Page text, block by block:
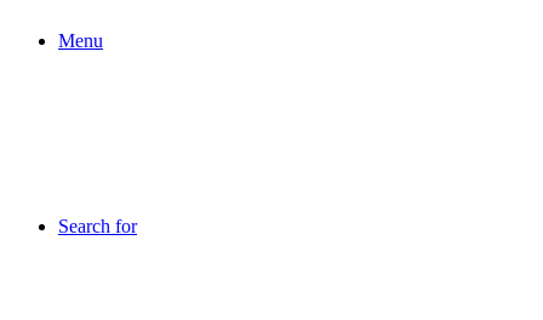
Menu
Search for